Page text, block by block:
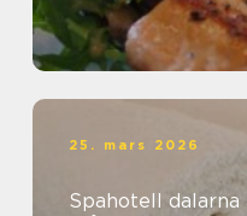
25. mars 2026
Spahotell dalarna avkoppling bland